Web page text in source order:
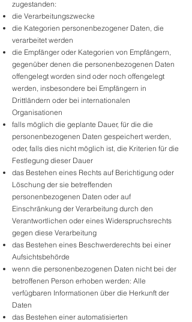
zugestanden:
die Verarbeitungszwecke
die Kategorien personenbezogener Daten, die
verarbeitet werden
die Empfänger oder Kategorien von Empfängern,
gegenüber denen die personenbezogenen Daten
offengelegt worden sind oder noch offengelegt
werden, insbesondere bei Empfängern in
Drittländern oder bei internationalen
Organisationen
falls möglich die geplante Dauer, für die die
personenbezogenen Daten gespeichert werden,
oder, falls dies nicht möglich ist, die Kriterien für die
Festlegung dieser Dauer
das Bestehen eines Rechts auf Berichtigung oder
Löschung der sie betreffenden
personenbezogenen Daten oder auf
Einschränkung der Verarbeitung durch den
Verantwortlichen oder eines Widerspruchsrechts
gegen diese Verarbeitung
das Bestehen eines Beschwerderechts bei einer
Aufsichtsbehörde
wenn die personenbezogenen Daten nicht bei der
betroffenen Person erhoben werden: Alle
verfügbaren Informationen über die Herkunft der
Daten
das Bestehen einer automatisierten